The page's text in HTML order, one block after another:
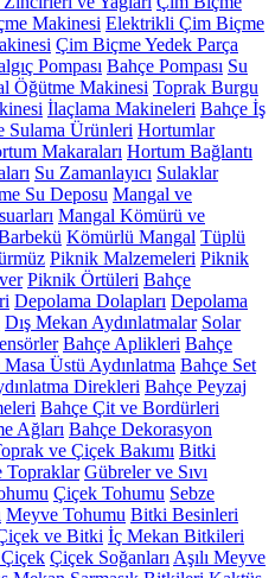
Makinesi Elektrikli Çim Biçme
Çim Biçme Yedek Parça
Pompası Bahçe Pompası Su
Öğütme Makinesi Toprak Burgu
İlaçlama Makineleri Bahçe İş
Sulama Ürünleri Hortumlar
Makaraları Hortum Bağlantı
Su Zamanlayıcı Sulaklar
Su Deposu Mangal ve
Mangal Kömürü ve
Kömürlü Mangal Tüplü
Piknik Malzemeleri Piknik
Piknik Örtüleri Bahçe
Depolama Dolapları Depolama
Dış Mekan Aydınlatmalar Solar
Bahçe Aplikleri Bahçe
Üstü Aydınlatma Bahçe Set
Direkleri Bahçe Peyzaj
Bahçe Çit ve Bordürleri
Ağları Bahçe Dekorasyon
ve Çiçek Bakımı Bitki
Topraklar Gübreler ve Sıvı
Çiçek Tohumu Sebze
Meyve Tohumu Bitki Besinleri
ve Bitki İç Mekan Bitkileri
Çiçek Soğanları Aşılı Meyve